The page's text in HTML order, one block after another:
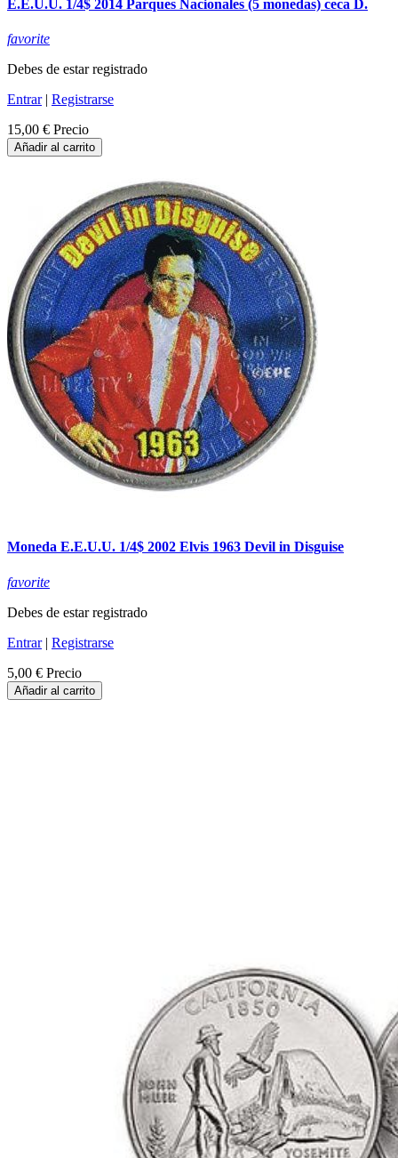
E.E.U.U. 1/4$ 2014 Parques Nacionales (5 monedas) ceca D.
favorite
Debes de estar registrado
Entrar| Registrarse
15,00 € Precio
Añadir al carrito
Moneda E.E.U.U. 1/4$ 2002 Elvis 1963 Devil in Disguise
favorite
Debes de estar registrado
Entrar| Registrarse
5,00 € Precio
Añadir al carrito